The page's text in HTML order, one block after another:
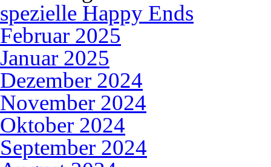
spezielle Happy Ends
Februar 2025
Januar 2025
Dezember 2024
November 2024
Oktober 2024
September 2024